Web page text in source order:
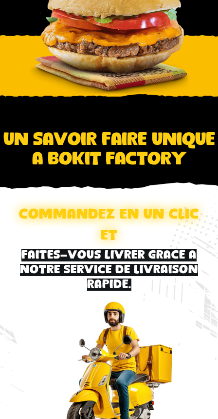
Un savoir faire unique
a Bokit Factory
Commandez en un clic
et
faites-vous livrer grace a
notre service de livraison
rapide.